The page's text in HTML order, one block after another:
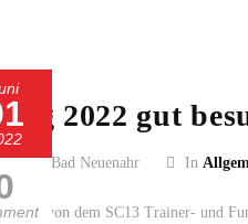
2022 gut
SC 13 Bad Neuenahr In
von dem SC13 Trainer- und